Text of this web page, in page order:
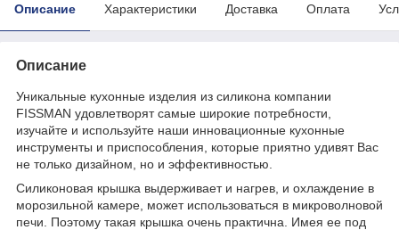
Описание Характеристики Доставка Оплата
Описание
Уникальные кухонные изделия из силикона компании
FISSMAN удовлетворят самые широкие потребности,
изучайте и используйте наши инновационные кухонные
инструменты и приспособления, которые приятно удивят Вас
не только дизайном, но и эффективностью.
Силиконовая крышка выдерживает и нагрев, и охлаждение в
морозильной камере, может использоваться в микроволновой
печи. Поэтому такая крышка очень практична. Имея ее под